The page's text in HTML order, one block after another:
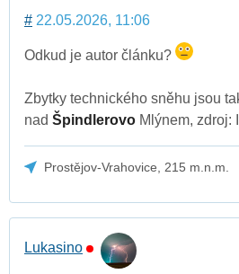
# 22.05.2026, 11:06
Odkud je autor článku?
Zbytky technického sněhu jsou
nad Špindlerovo Mlýnem, zdroj:
Prostějov-Vrahovice, 215 m.n.m.
Lukasino